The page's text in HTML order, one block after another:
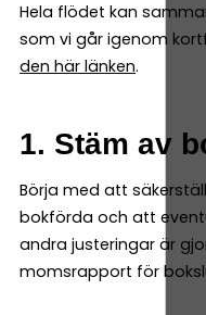
Hela flödet kan
som vi går igenom
den här länken.
1. Stäm av
Börja med att
bokförda och att
andra justeringar är
momsrapport för